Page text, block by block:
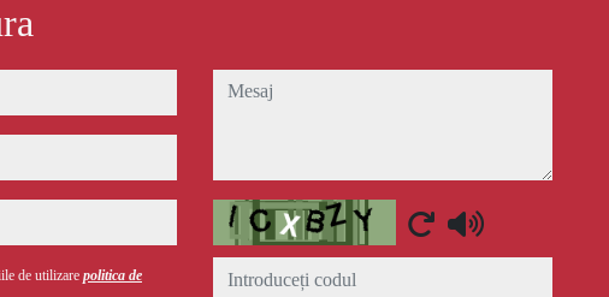
de utilizare politica de
mesaj
Captcha